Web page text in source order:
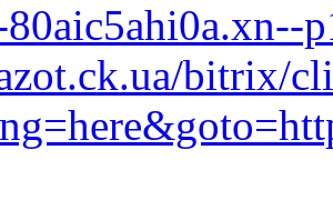
bitrix/